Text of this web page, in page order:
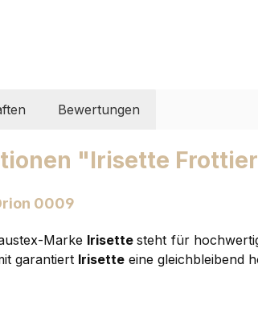
Bewertungen
"Irisette
0009
Marke Irisettesteht für
garantiert Irisette eine gleichbleibend